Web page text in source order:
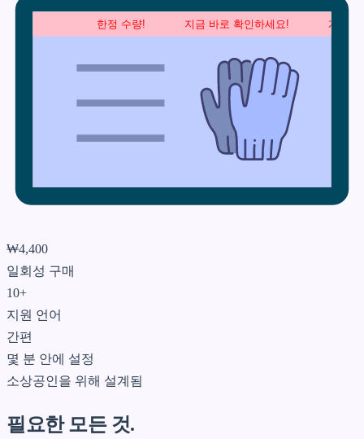
한정 수량!            지금 바로 확인하세요!            계속 흐르는
₩4,400
일회성 구매
10+
지원 언어
간편
몇 분 안에 설정
소상공인을 위해 설계됨
필요한 모든 것.